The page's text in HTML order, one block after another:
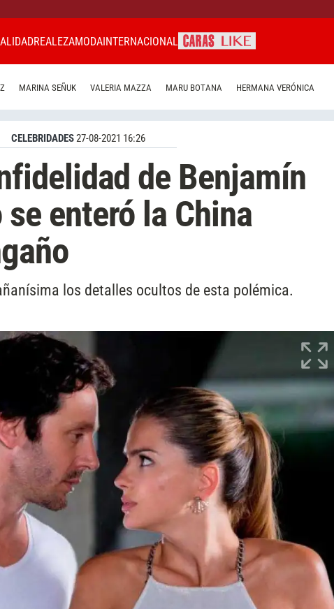
REALEZAMODAINTERNACIONAL
MARINA SEÑUK VALERIA MAZZA MARU BOTANA HERMANA VERÓNICA
CELEBRIDADES27-08-2021 16:26
de Benjamín
enteró la China
los detalles ocultos de esta polémica.